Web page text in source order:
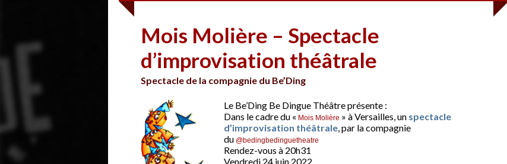
Mois Molière – Spectacle
d’improvisation théâtrale
Spectacle de la compagnie du Be’Ding
Le Be’Ding Be Dingue Théâtre présente :
Dans le cadre du « Mois Molière » à Versailles, un spectacle
d’improvisation théâtrale, par la compagnie
du @bedingbedinguetheatre
Rendez-vous à 20h31
Vendredi 24 juin 2022